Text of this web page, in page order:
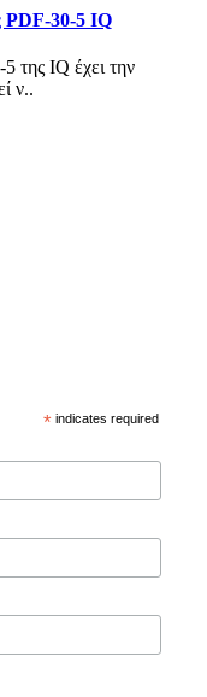
PDF-30-5 IQ
της IQ έχει την
ν..
* indicates required